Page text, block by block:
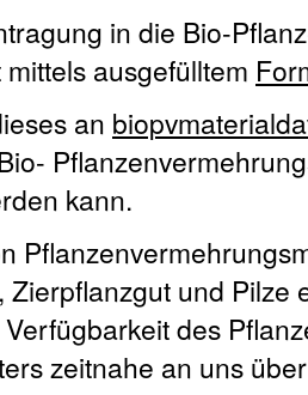
in die Bio-
ausgefülltem
an
kann.
Zierpflanzgut und Pilze
des
zeitnahe an uns